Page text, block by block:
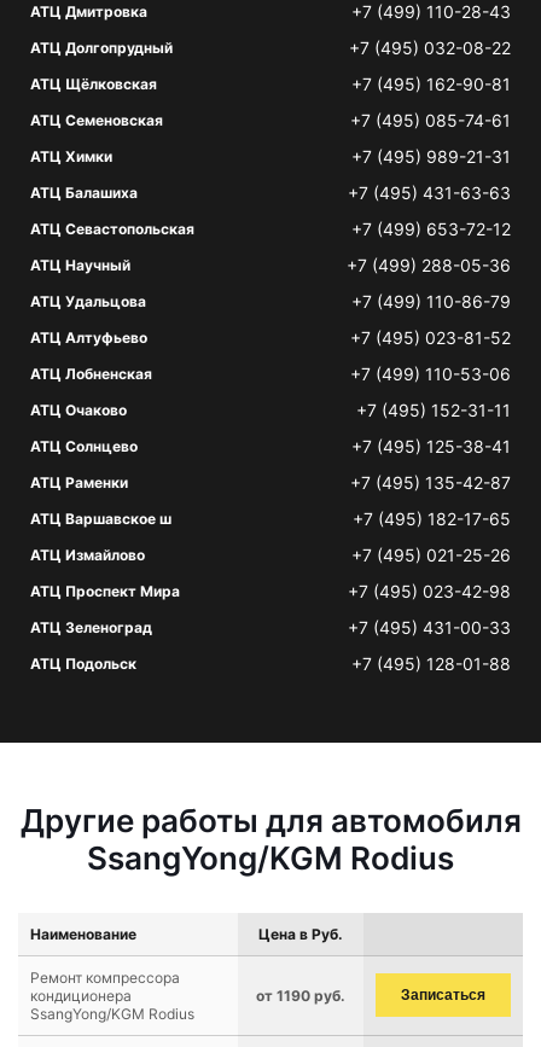
АТЦ Дмитровка +7 (499) 110-28-43
АТЦ Долгопрудный +7 (495) 032-08-22
АТЦ Щёлковская +7 (495) 162-90-81
АТЦ Семеновская +7 (495) 085-74-61
АТЦ Химки +7 (495) 989-21-31
АТЦ Балашиха +7 (495) 431-63-63
АТЦ Севастопольская +7 (499) 653-72-12
АТЦ Научный +7 (499) 288-05-36
АТЦ Удальцова +7 (499) 110-86-79
АТЦ Алтуфьево +7 (495) 023-81-52
АТЦ Лобненская +7 (499) 110-53-06
АТЦ Очаково +7 (495) 152-31-11
АТЦ Солнцево +7 (495) 125-38-41
АТЦ Раменки +7 (495) 135-42-87
АТЦ Варшавское ш +7 (495) 182-17-65
АТЦ Измайлово +7 (495) 021-25-26
АТЦ Проспект Мира +7 (495) 023-42-98
АТЦ Зеленоград +7 (495) 431-00-33
АТЦ Подольск +7 (495) 128-01-88
Другие работы для автомобиля
SsangYong/KGM Rodius
Наименование Цена в Руб.
Ремонт компрессора
кондиционера
SsangYong/KGM Rodius
от 1190 руб. Записаться